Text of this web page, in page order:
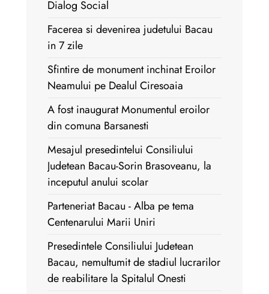
Dialog Social
Facerea si devenirea judetului Bacau
in 7 zile
Sfintire de monument inchinat Eroilor
Neamului pe Dealul Ciresoaia
A fost inaugurat Monumentul eroilor
din comuna Barsanesti
Mesajul presedintelui Consiliului
Judetean Bacau-Sorin Brasoveanu, la
inceputul anului scolar
Parteneriat Bacau - Alba pe tema
Centenarului Marii Uniri
Presedintele Consiliului Judetean
Bacau, nemultumit de stadiul lucrarilor
de reabilitare la Spitalul Onesti